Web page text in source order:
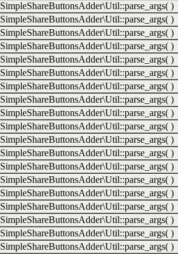
SimpleShareButtonsAdder\Util::parse_args( )
SimpleShareButtonsAdder\Util::parse_args( )
SimpleShareButtonsAdder\Util::parse_args( )
SimpleShareButtonsAdder\Util::parse_args( )
SimpleShareButtonsAdder\Util::parse_args( )
SimpleShareButtonsAdder\Util::parse_args( )
SimpleShareButtonsAdder\Util::parse_args( )
SimpleShareButtonsAdder\Util::parse_args( )
SimpleShareButtonsAdder\Util::parse_args( )
SimpleShareButtonsAdder\Util::parse_args( )
SimpleShareButtonsAdder\Util::parse_args( )
SimpleShareButtonsAdder\Util::parse_args( )
SimpleShareButtonsAdder\Util::parse_args( )
SimpleShareButtonsAdder\Util::parse_args( )
SimpleShareButtonsAdder\Util::parse_args( )
SimpleShareButtonsAdder\Util::parse_args( )
SimpleShareButtonsAdder\Util::parse_args( )
SimpleShareButtonsAdder\Util::parse_args( )
SimpleShareButtonsAdder\Util::parse_args( )